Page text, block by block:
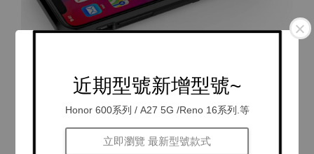
近期型號新增型號~
Honor 600系列 / A27 5G /Reno 16系列.等
立即瀏覽 最新型號款式